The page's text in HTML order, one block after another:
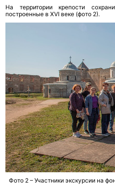
На территории крепости
построенные в XVI веке (фото 2).
Фото 2 – Участники экскурсии на